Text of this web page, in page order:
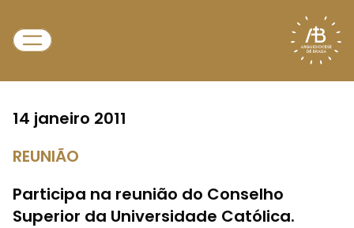
14 janeiro 2011
REUNIÃO
Participa na reunião do Conselho
Superior da Universidade Católica.